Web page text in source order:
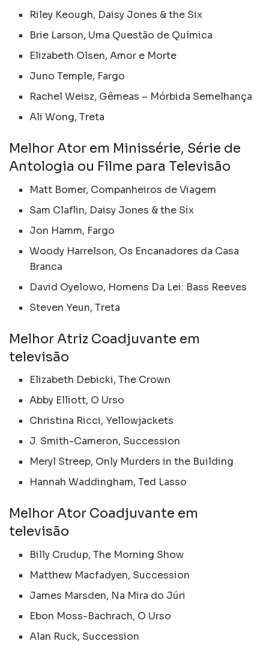
Riley Keough, Daisy Jones & the Six
Brie Larson, Uma Questão de Química
Elizabeth Olsen, Amor e Morte
Juno Temple, Fargo
Rachel Weisz, Gêmeas – Mórbida Semelhança
Ali Wong, Treta
Melhor Ator em Minissérie, Série de
Antologia ou Filme para Televisão
Matt Bomer, Companheiros de Viagem
Sam Claflin, Daisy Jones & the Six
Jon Hamm, Fargo
Woody Harrelson, Os Encanadores da Casa
Branca
David Oyelowo, Homens Da Lei: Bass Reeves
Steven Yeun, Treta
Melhor Atriz Coadjuvante em
televisão
Elizabeth Debicki, The Crown
Abby Elliott, O Urso
Christina Ricci, Yellowjackets
J. Smith-Cameron, Succession
Meryl Streep, Only Murders in the Building
Hannah Waddingham, Ted Lasso
Melhor Ator Coadjuvante em
televisão
Billy Crudup, The Morning Show
Matthew Macfadyen, Succession
James Marsden, Na Mira do Júri
Ebon Moss-Bachrach, O Urso
Alan Ruck, Succession